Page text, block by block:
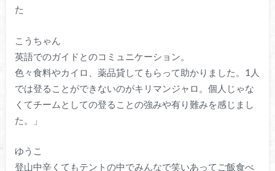
た
こうちゃん
英語でのガイドとのコミュニケーション。
色々食料やカイロ、薬品貸してもらって助かりました。1人
では登ることができないのがキリマンジャロ。個人じゃな
くてチームとしての登ることの強みや有り難みを感じまし
た。」
ゆうこ
登山中辛くてもテントの中でみんなで笑いあってご飯食べ